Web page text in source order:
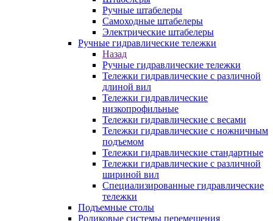
Ручные штабелеры
Самоходные штабелеры
Электрические штабелеры
Ручные гидравлические тележки
Назад
Ручные гидравлические тележки
Тележки гидравлические с различной
длиной вил
Тележки гидравлические
низкопрофильные
Тележки гидравлические с весами
Тележки гидравлические с ножничным
подъемом
Тележки гидравлические стандартные
Тележки гидравлические с различной
шириной вил
Специализированные гидравлические
тележки
Подъемные столы
Роликовые системы перемещения